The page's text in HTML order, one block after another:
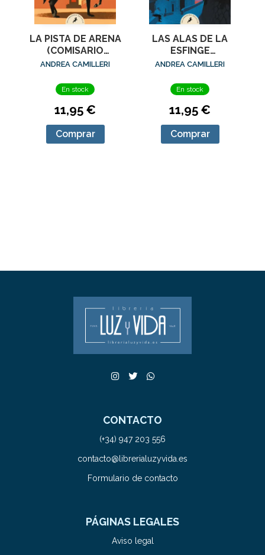
LA PISTA DE ARENA
(COMISARIO
MONTALBANO 16)
ANDREA CAMILLERI
En stock
11,95 €
Comprar
LAS ALAS DE LA
ESFINGE
(COMISARIO
ANDREA CAMILLERI
En stock
11,95 €
Comprar
CONTACTO
(+34) 947 203 556
contacto@librerialuzyvida.es
Formulario de contacto
PÁGINAS LEGALES
Aviso legal